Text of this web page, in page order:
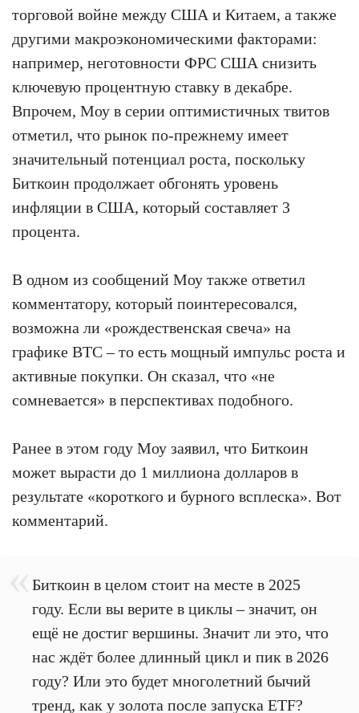
торговой войне между США и Китаем, а также
другими макроэкономическими факторами:
например, неготовности ФРС США снизить
ключевую процентную ставку в декабре.
Впрочем, Моу в серии оптимистичных твитов
отметил, что рынок по-прежнему имеет
значительный потенциал роста, поскольку
Биткоин продолжает обгонять уровень
инфляции в США, который составляет 3
процента.
В одном из сообщений Моу также ответил
комментатору, который поинтересовался,
возможна ли «рождественская свеча» на
графике BTC – то есть мощный импульс роста и
активные покупки. Он сказал, что «не
сомневается» в перспективах подобного.
Ранее в этом году Моу заявил, что Биткоин
может вырасти до 1 миллиона долларов в
результате «короткого и бурного всплеска». Вот
комментарий.
Биткоин в целом стоит на месте в 2025
году. Если вы верите в циклы – значит, он
ещё не достиг вершины. Значит ли это, что
нас ждёт более длинный цикл и пик в 2026
году? Или это будет многолетний бычий
тренд, как у золота после запуска ETF?